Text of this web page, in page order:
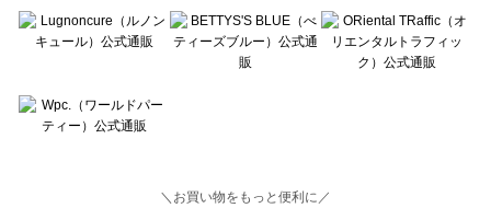
＼お買い物をもっと便利に／